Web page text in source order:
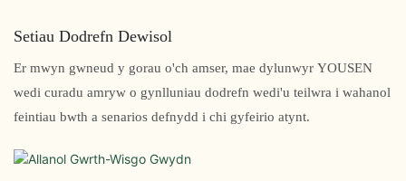
Setiau Dodrefn Dewisol
Er mwyn gwneud y gorau o'ch amser, mae dylunwyr YOUSEN
wedi curadu amryw o gynlluniau dodrefn wedi'u teilwra i wahanol
feintiau bwth a senarios defnydd i chi gyfeirio atynt.